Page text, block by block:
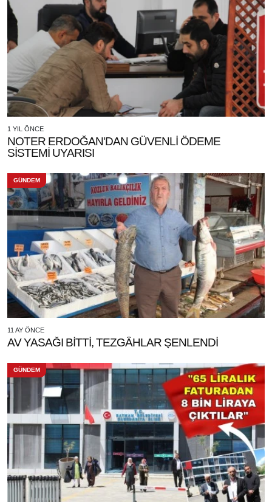
1 YIL ÖNCE
NOTER ERDOĞAN'DAN GÜVENLİ ÖDEME
SİSTEMİ UYARISI
GÜNDEM
11 AY ÖNCE
AV YASAĞI BİTTİ, TEZGÂHLAR ŞENLENDİ
GÜNDEM